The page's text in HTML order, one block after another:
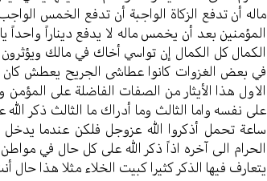
ماله أن تدفع الزكاة الواجبة أن تدفع الخمس
المؤمنين بعد أن يخمس ماله لا يدفع ديناراً
الكمال كل الكمال إن تواسي أخاك في مالك
في بعض الغزوات كانوا عطاشى الجريح يعطش كان
الاول هذا الأيثار من الصفات الفاضلة على
على نفسه واما الثالث وما أدراك ما الثالث ذكر
ساعة تحمل أذكروا الله عزوجل فلكن عندما
الحرام الى آخره اذاً ذكر الله على كل حال في
يتعارف فيها الذكر كثيرا كبيت الخلاء مثلا هذا